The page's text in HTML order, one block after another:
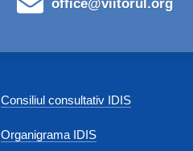
office@viitorul.org
Consiliul consultativ IDIS
Organigrama IDIS